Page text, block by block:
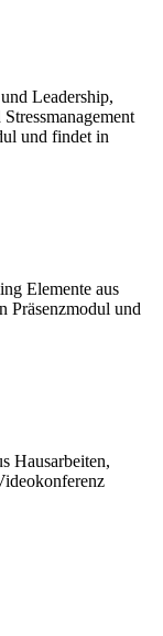
Leadership,
und findet in
Elemente aus
Präsenzmodul und
Hausarbeiten,